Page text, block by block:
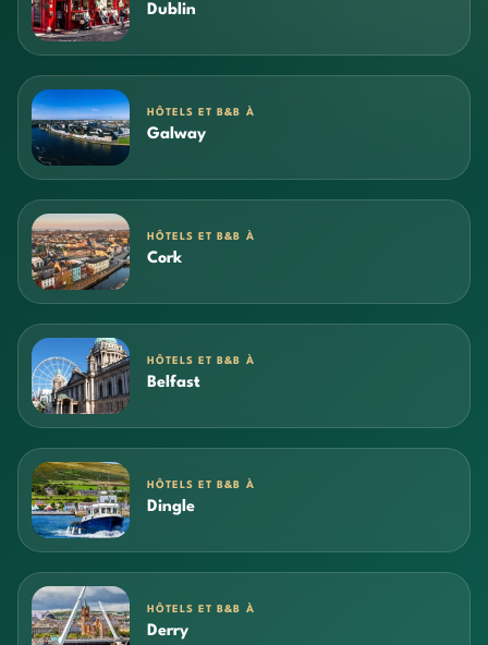
Dublin
HÔTELS ET B&B À
Galway
HÔTELS ET B&B À
Cork
HÔTELS ET B&B À
Belfast
HÔTELS ET B&B À
Dingle
HÔTELS ET B&B À
Derry